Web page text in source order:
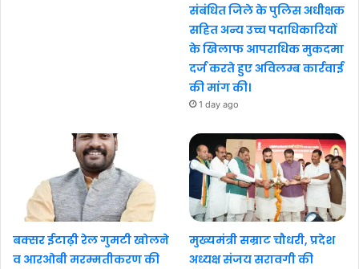
संबंधित जिले के पुलिस अधीक्षक
सहित अन्य उच्च पदाधिकारियों
के खिलाफ आपराधिक मुकदमा
दर्ज करते हुए अविलम्ब कार्रवाई
की मांग की।
1 day ago
बक्सर ईटाढ़ी रेल गुमटी खोलने
व आरओबी मरम्मतीकरण की
मुख्यमंत्री सम्राट चौधरी, प्रदेश
अध्यक्ष संजय सरावगी की